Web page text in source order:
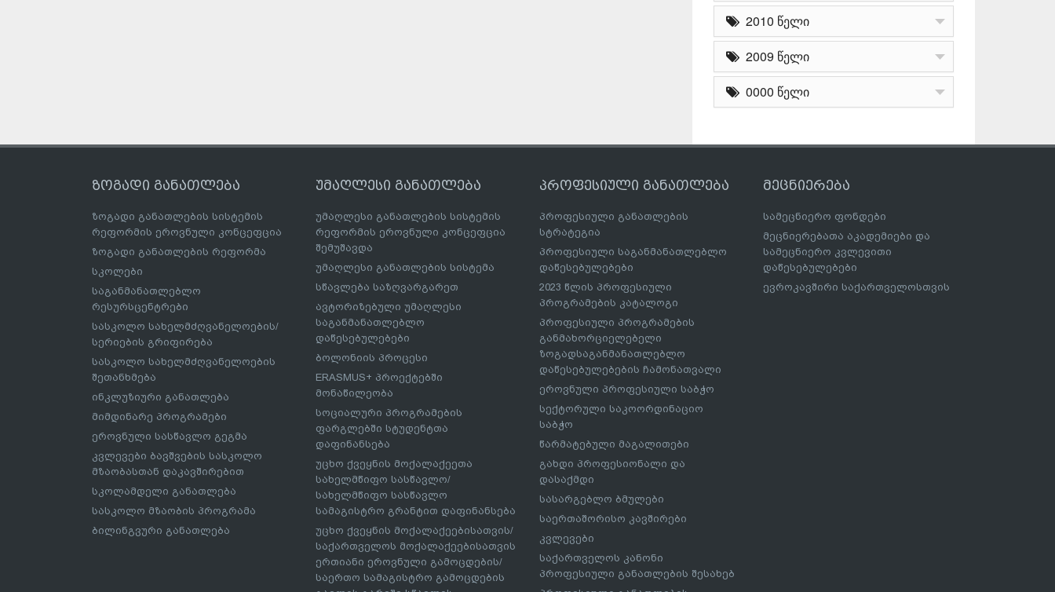
2010 წელი
2009 წელი
0000 წელი
ზოგადი განათლება
ზოგადი განათლების სისტემის
რეფორმის ეროვნული კონცეფცია
ზოგადი განათლების რეფორმა
სკოლები
საგანმანათლებლო
რესურსცენტრები
სასკოლო სახელმძღვანელოების/
სერიების გრიფირება
სასკოლო სახელმძღვანელოების
შეთანხმება
ინკლუზიური განათლება
მიმდინარე პროგრამები
ეროვნული სასწავლო გეგმა
კვლევები ბავშვების სასკოლო
მზაობასთან დაკავშირებით
სკოლამდელი განათლება
სასკოლო მზაობის პროგრამა
ბილინგვური განათლება
უმაღლესი განათლება
უმაღლესი განათლების სისტემის
რეფორმის ეროვნული კონცეფცია
შემუშავდა
უმაღლესი განათლების სისტემა
სწავლება საზღვარგარეთ
ავტორიზებული უმაღლესი
საგანმანათლებლო
დაწესებულებები
ბოლონიის პროცესი
ERASMUS+ პროექტებში
მონაწილეობა
სოციალური პროგრამების
ფარგლებში სტუდენტთა
დაფინანსება
უცხო ქვეყნის მოქალაქეეთა
სახელმწიფო სასწავლო/
სახელმწიფო სასწავლო
სამაგისტრო გრანტით დაფინანსება
უცხო ქვეყნის მოქალაქეებისათვის/
საქართველოს მოქალაქეებისათვის
ერთიანი ეროვნული გამოცდების/
საერთო სამაგისტრო გამოცდების
პროფესიული განათლება
პროფესიული განათლების
სტრატეგია
პროფესიული საგანმანათლებლო
დაწესებულებები
2023 წლის პროფესიული
პროგრამების კატალოგი
პროფესიული პროგრამების
განმახორციელებელი
ზოგადსაგანმანათლებლო
დაწესებულებების ჩამონათვალი
ეროვნული პროფესიული საბჭო
სექტორული საკოორდინაციო
საბჭო
წარმატებული მაგალითები
გახდი პროფესიონალი და
დასაქმდი
სასარგებლო ბმულები
საერთაშორისო კავშირები
კვლევები
საქართველოს კანონი
პროფესიული განათლების შესახებ
მეცნიერება
სამეცნიერო ფონდები
მეცნიერებათა აკადემიები და
სამეცნიერო კვლევითი
დაწესებულებები
ევროკავშირი საქართველოსთვის